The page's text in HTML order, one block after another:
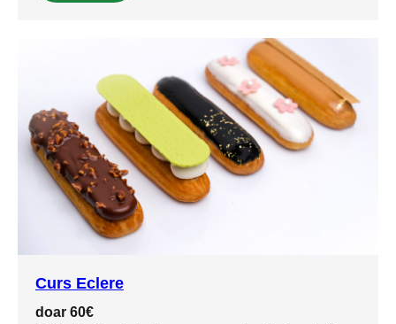
Curs Eclere
doar 60€